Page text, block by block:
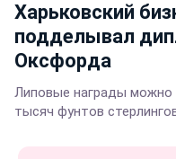
Харьковский
подделывал
Оксфорда
Липовые награды можно
тысяч фунтов